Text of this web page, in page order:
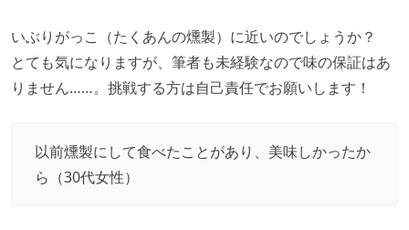
いぶりがっこ（たくあんの燻製）に近いのでしょうか？
とても気になりますが、筆者も未経験なので味の保証はあ
りません……。挑戦する方は自己責任でお願いします！
以前燻製にして食べたことがあり、美味しかったか
ら（30代女性）